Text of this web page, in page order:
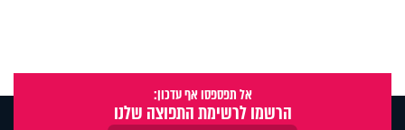
אל תפספסו אף עדכון:
הרשמו לרשימת התפוצה שלנו